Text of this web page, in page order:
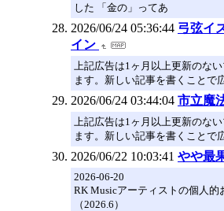
した 「金の」ってあ
2026/06/24 05:36:44 弓弦イ
イン
上記広告は1ヶ月以上更新のな
ます。新しい記事を書くことで
2026/06/24 03:44:04 市立魔
上記広告は1ヶ月以上更新のな
ます。新しい記事を書くことで
2026/06/22 10:03:41 やや最
2026-06-20
RK Musicアーティストの個人的
（2026.6）